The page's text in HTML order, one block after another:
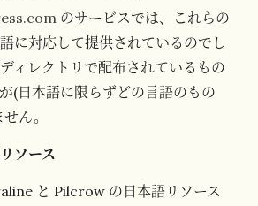
のサービスでは、これらの
に対応して提供されているのでし
ィレクトリで配布されているもの
(日本語に限らずどの言語のもの
ん。
ソース
と Pilcrow の日本語リソース